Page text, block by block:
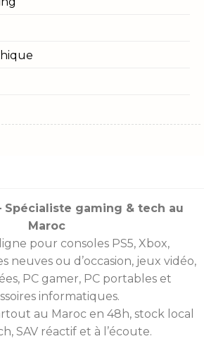
Spécialiste gaming & tech au
Maroc
pour consoles PS5, Xbox,
neuves ou d’occasion, jeux vidéo,
, PC gamer, PC portables et
informatiques.
au Maroc en 48h, stock local
SAV réactif et à l’écoute.